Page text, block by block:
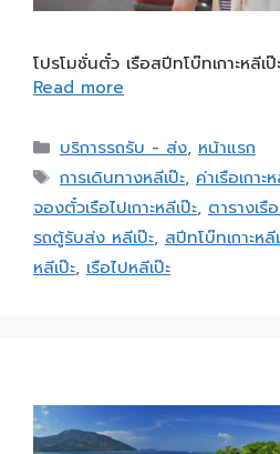
โปรโมชั่นตั๋ว เรือสปีทโบ๊ทเกาะหลี
Read more
บริการรถรับ - ส่ง, หน้าแรก
การเดินทางหลีเป๊ะ, ค่าเรือเกาะ
จองตั๋วเรือไปเกาะหลีเป๊ะ, ตารางเรื
รถตู้รับส่ง หลีเป๊ะ, สปีทโบ๊ทเกาะหลี
หลีเป๊ะ, เรือไปหลีเป๊ะ